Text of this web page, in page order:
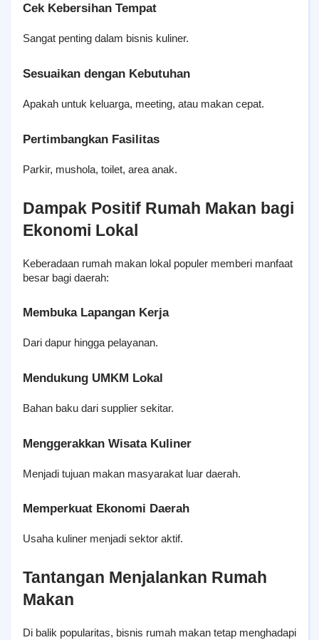
Cek Kebersihan Tempat
Sangat penting dalam bisnis kuliner.
Sesuaikan dengan Kebutuhan
Apakah untuk keluarga, meeting, atau makan cepat.
Pertimbangkan Fasilitas
Parkir, mushola, toilet, area anak.
Dampak Positif Rumah Makan bagi
Ekonomi Lokal
Keberadaan rumah makan lokal populer memberi manfaat
besar bagi daerah:
Membuka Lapangan Kerja
Dari dapur hingga pelayanan.
Mendukung UMKM Lokal
Bahan baku dari supplier sekitar.
Menggerakkan Wisata Kuliner
Menjadi tujuan makan masyarakat luar daerah.
Memperkuat Ekonomi Daerah
Usaha kuliner menjadi sektor aktif.
Tantangan Menjalankan Rumah
Makan
Di balik popularitas, bisnis rumah makan tetap menghadapi